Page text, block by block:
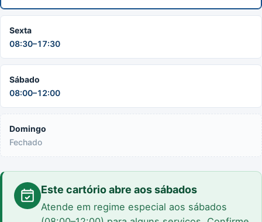
Sexta
08:30–17:30
Sábado
08:00–12:00
Domingo
Fechado
Este cartório abre aos sábados
Atende em regime especial aos sábados